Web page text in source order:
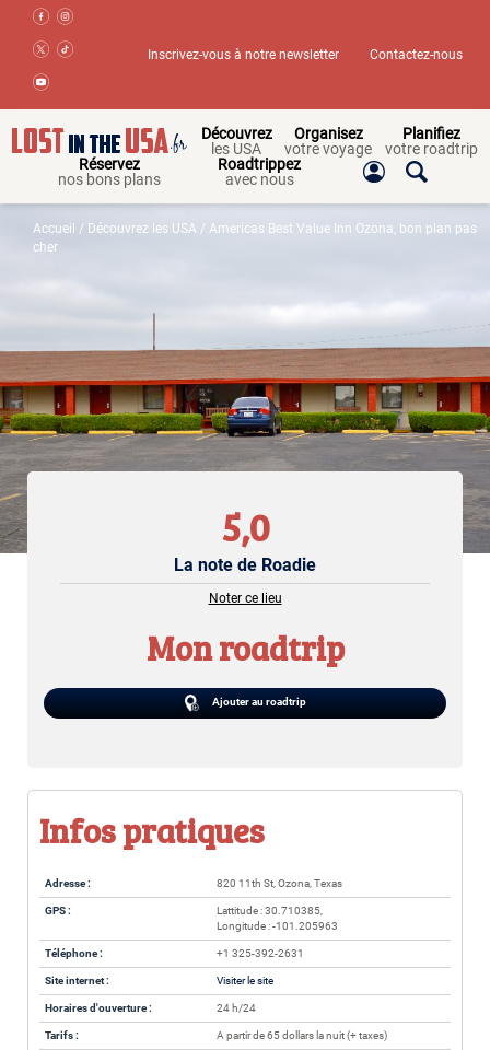
Inscrivez-vous à notre newsletter Contactez-nous
Découvrez
les USA
Organisez
votre voyage
Planifiez
votre roadtrip
Réservez
nos bons plans
Roadtrippez
avec nous
Accueil / Découvrez les USA / Americas Best Value Inn Ozona, bon plan pas
cher
5,0
La note de Roadie
Noter ce lieu
Mon roadtrip
Ajouter au roadtrip
Infos pratiques
Adresse : 820 11th St, Ozona, Texas
GPS :
Lattitude : 30.710385,
Longitude : -101.205963
Téléphone : +1 325-392-2631
Site internet : Visiter le site
Horaires d'ouverture : 24 h/24
Tarifs : A partir de 65 dollars la nuit (+ taxes)